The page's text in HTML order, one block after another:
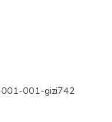
001-gizi742